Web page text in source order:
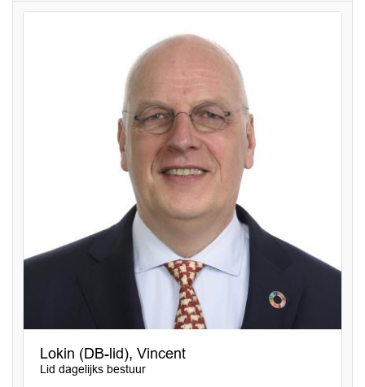
Lokin (DB-lid), Vincent
Lid dagelijks bestuur